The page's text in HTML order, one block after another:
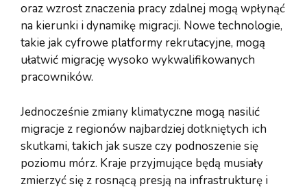
oraz wzrost znaczenia pracy zdalnej mogą wpłynąć
na kierunki i dynamikę migracji. Nowe technologie,
takie jak cyfrowe platformy rekrutacyjne, mogą
ułatwić migrację wysoko wykwalifikowanych
pracowników.
Jednocześnie zmiany klimatyczne mogą nasilić
migracje z regionów najbardziej dotkniętych ich
skutkami, takich jak susze czy podnoszenie się
poziomu mórz. Kraje przyjmujące będą musiały
zmierzyć się z rosnącą presją na infrastrukturę i